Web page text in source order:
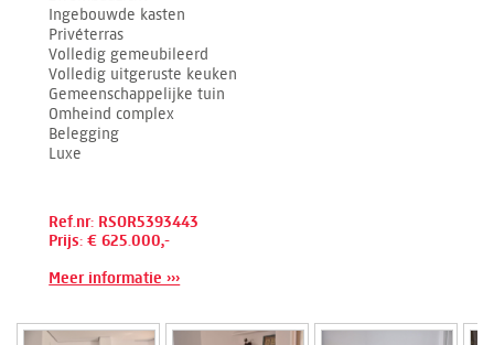
Ingebouwde kasten
Privéterras
Volledig gemeubileerd
Volledig uitgeruste keuken
Gemeenschappelijke tuin
Omheind complex
Belegging
Luxe
Ref.nr: RSOR5393443
Prijs: € 625.000,-
Meer informatie ›››